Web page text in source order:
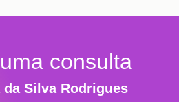
consulta
Silva Rodrigues